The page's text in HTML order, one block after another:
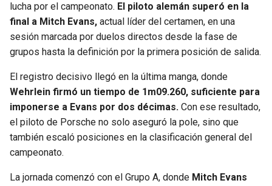
RAMS
49ERS
SEAHAWKS
BEARS
PACKERS
ROCKETS
GRIZZLIES
PELICANS
SPURS
TIMBERWOLVES
lucha por el campeonato. El piloto alemán superó en la
final a Mitch Evans, actual líder del certamen, en una
sesión marcada por duelos directos desde la fase de
grupos hasta la definición por la primera posición de salida.
El registro decisivo llegó en la última manga, donde
Wehrlein firmó un tiempo de 1m09.260, suficiente para
imponerse a Evans por dos décimas. Con ese resultado,
el piloto de Porsche no solo aseguró la pole, sino que
también escaló posiciones en la clasificación general del
campeonato.
La jornada comenzó con el Grupo A, donde Mitch Evans